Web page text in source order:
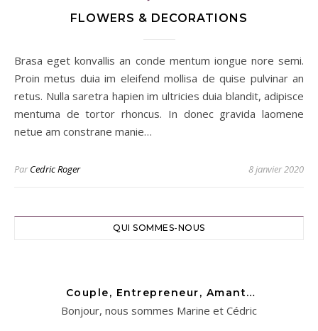
FLOWERS & DECORATIONS
Brasa eget konvallis an conde mentum iongue nore semi.
Proin metus duia im eleifend mollisa de quise pulvinar an
retus. Nulla saretra hapien im ultricies duia blandit, adipisce
mentuma de tortor rhoncus. In donec gravida laomene
netue am constrane manie…
ParCedric Roger 8 janvier 2020
QUI SOMMES-NOUS
Couple, Entrepreneur, Amant…
Bonjour, nous sommes Marine et Cédric